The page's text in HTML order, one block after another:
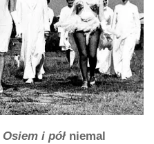
Osiem i półniemal